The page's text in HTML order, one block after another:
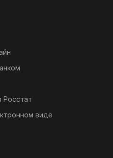
Росстат
виде